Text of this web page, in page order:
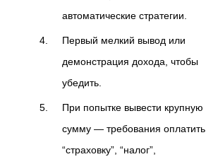
автоматические стратегии.
Первый мелкий вывод или
демонстрация дохода, чтобы
убедить.
При попытке вывести крупную
сумму — требования оплатить
“страховку”, “налог”,